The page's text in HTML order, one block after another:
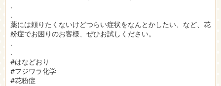
.
.
薬には頼りたくないけどつらい症状をなんとかしたい、など、花
粉症でお困りのお客様、ぜひお試しください。
.
.
#はなどおり
#フジワラ化学
#花粉症